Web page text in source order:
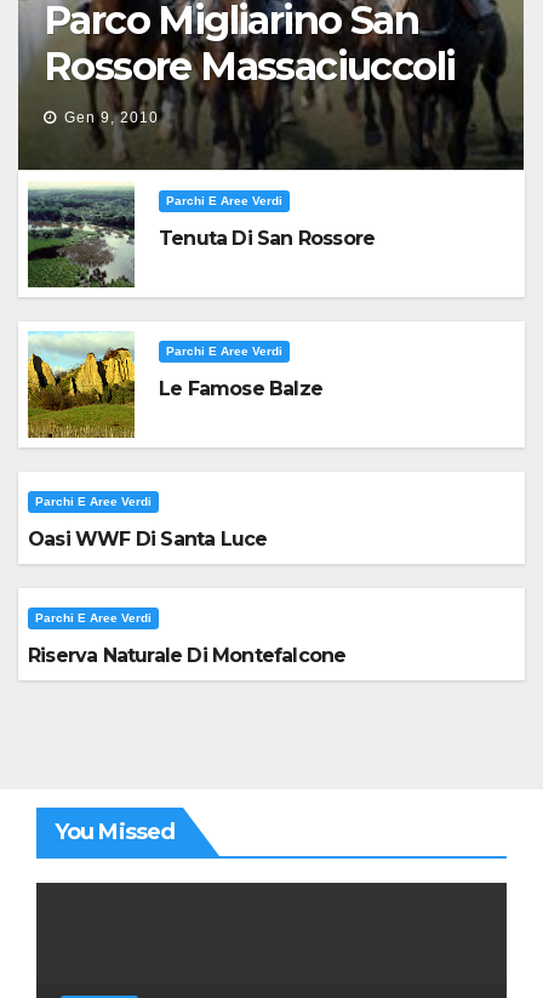
Parco Migliarino San
Rossore Massaciuccoli
Gen 9, 2010
Parchi E Aree Verdi
Tenuta Di San Rossore
Parchi E Aree Verdi
Le Famose Balze
Parchi E Aree Verdi
Oasi WWF Di Santa Luce
Parchi E Aree Verdi
Riserva Naturale Di Montefalcone
You Missed